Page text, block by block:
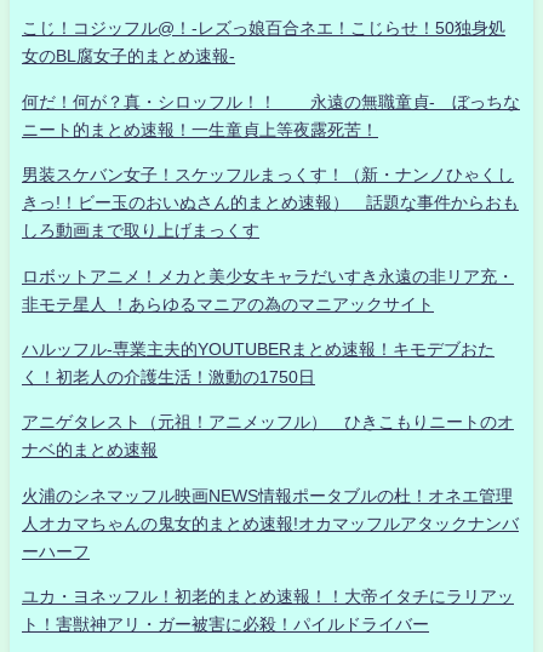
こじ！コジッフル@！-レズっ娘百合ネエ！こじらせ！50独身処
女のBL腐女子的まとめ速報-
何だ！何が？真・シロッフル！！ 永遠の無職童貞- ぼっちな
ニート的まとめ速報！一生童貞上等夜露死苦！
男装スケバン女子！スケッフルまっくす！（新・ナンノひゃくし
きっ!！ビー玉のおいぬさん的まとめ速報） 話題な事件からおも
しろ動画まで取り上げまっくす
ロボットアニメ！メカと美少女キャラだいすき永遠の非リア充・
非モテ星人 ！あらゆるマニアの為のマニアックサイト
ハルッフル-専業主夫的YOUTUBERまとめ速報！キモデブおた
く！初老人の介護生活！激動の1750日
アニゲタレスト（元祖！アニメッフル） ひきこもりニートのオ
ナベ的まとめ速報
火浦のシネマッフル映画NEWS情報ポータブルの杜！オネエ管理
人オカマちゃんの鬼女的まとめ速報!オカマッフルアタックナンバ
ーハーフ
ユカ・ヨネッフル！初老的まとめ速報！！大帝イタチにラリアッ
ト！害獣神アリ・ガー被害に必殺！パイルドライバー